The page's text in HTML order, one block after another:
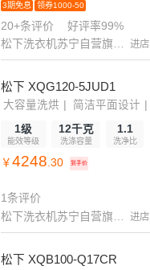
3期免息 领券1000-50
20+条评价
好评率99%
松下洗衣机苏宁自营旗舰店
进店
松下 XQG120-5JUD1
大容量洗烘 简洁平面设计
1级
能效等级
12千克
洗涤容量
1.1
洗净比
￥ 4248.30 到手价
1条评价
松下洗衣机苏宁自营旗舰店
进店
松下 XQB100-Q17CR